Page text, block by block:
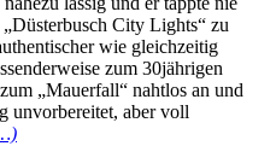
City Lights“ zu
wie gleichzeitig
zum 30jährigen
„Mauerfall“ nahtlos an und
unvorbereitet, aber voll